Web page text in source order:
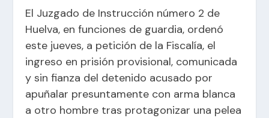
El Juzgado de Instrucción número 2 de
Huelva, en funciones de guardia, ordenó
este jueves, a petición de la Fiscalía, el
ingreso en prisión provisional, comunicada
y sin fianza del detenido acusado por
apuñalar presuntamente con arma blanca
a otro hombre tras protagonizar una pelea